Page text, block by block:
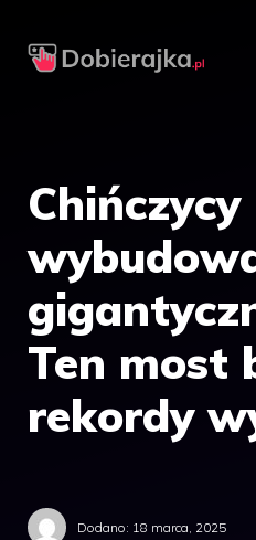
Chińczycy
Ten most
rekordy
Dodano: 18 marca, 2025